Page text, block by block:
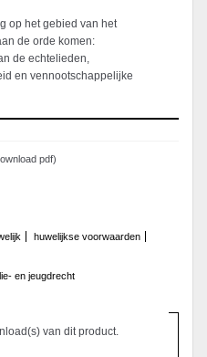
op het gebied van het
de orde komen:
de echtelieden,
en vennootschappelijke
pdf)
huwelijkse voorwaarden
en jeugdrecht
van dit product.